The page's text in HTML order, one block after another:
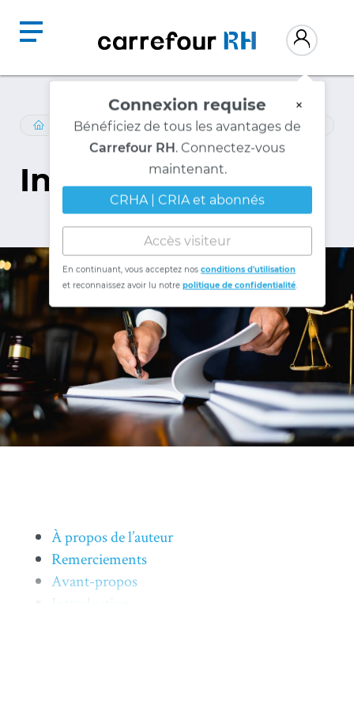
Connexion requise ×
Bénéficiez de tous les avantages de
Carrefour RH . Connectez-vous
maintenant.
CRHA | CRIA et abonnés
Accès visiteur
En continuant, vous acceptez nosconditions d'utilisation
et reconnaissez avoir lu notrepolitique de confidentialité
LIVRES-ELECTRONIQUES /LES-NORMES-DU-TRAVAIL
Introduction
À propos de l’auteur
Remerciements
Avant-propos
Introduction